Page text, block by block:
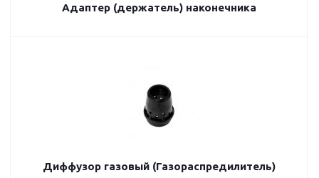
Адаптер (держатель) наконечника
Диффузор газовый (Газораспредилитель)